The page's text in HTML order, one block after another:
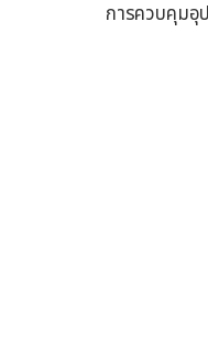
การควบคุมอุ